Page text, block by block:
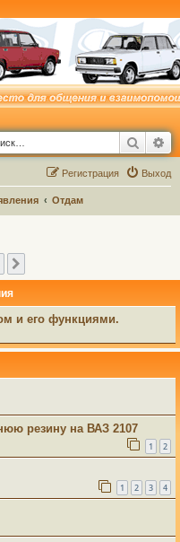
Поиск
Выход
Регистрация
Отдам
и его функциями.
резину на ВАЗ 2107
1 2
1 2 3 4